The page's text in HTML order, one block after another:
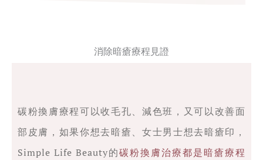
消除暗瘡療程見證
碳粉換膚療程可以收毛孔、減色班，又可以改善面
部皮膚，如果你想去暗瘡、女士男士想去暗瘡印，
Simple Life Beauty的碳粉換膚治療都是暗瘡療程